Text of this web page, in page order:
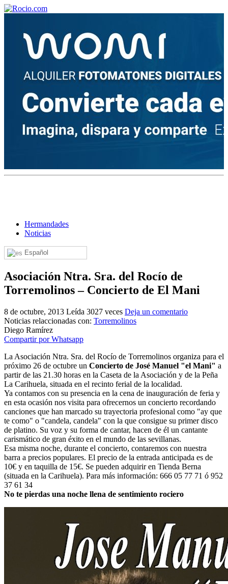
Hermandades
Noticias
Español
Asociación Ntra. Sra. del Rocío de
Torremolinos – Concierto de El Mani
8 de octubre, 2013 Leída 3027 veces Deja un comentario
Noticias relaccionadas con: Torremolinos
Diego Ramírez
Compartir por Whatsapp
La Asociación Ntra. Sra. del Rocío de Torremolinos organiza para el
próximo 26 de octubre un Concierto de José Manuel "el Mani" a
partir de las 21.30 horas en la Caseta de la Asociación y de la Peña
La Carihuela, situada en el recinto ferial de la localidad.
Ya contamos con su presencia en la cena de inauguración de feria y
en esta ocasión nos visita para ofrecernos un concierto recordando
canciones que han marcado su trayectoria profesional como "ay que
te como" o "candela, candela" con la que consigue su primer disco
de platino. Su voz y su forma de cantar, hacen de él un cantante
carismático de gran éxito en el mundo de las sevillanas.
Esa misma noche, durante el concierto, contaremos con nuestra
barra a precios populares. El precio de la entrada anticipada es de
10€ y en taquilla de 15€. Se pueden adquirir en Tienda Berna
(situada en la Carihuela). Para más información: 666 05 77 71 ó 952
37 61 34
No te pierdas una noche llena de sentimiento rociero
¡Bienvenido! Soy el asistente virtual de rocio.com.
¿En qué puedo ayudarte?
¿Cuándo se construyó la primera ermita?
El traslado cada siete años
¿Cuales son los actos principales que se celebran en el
Quiero hacer el camino,¿que tengo que hacer?